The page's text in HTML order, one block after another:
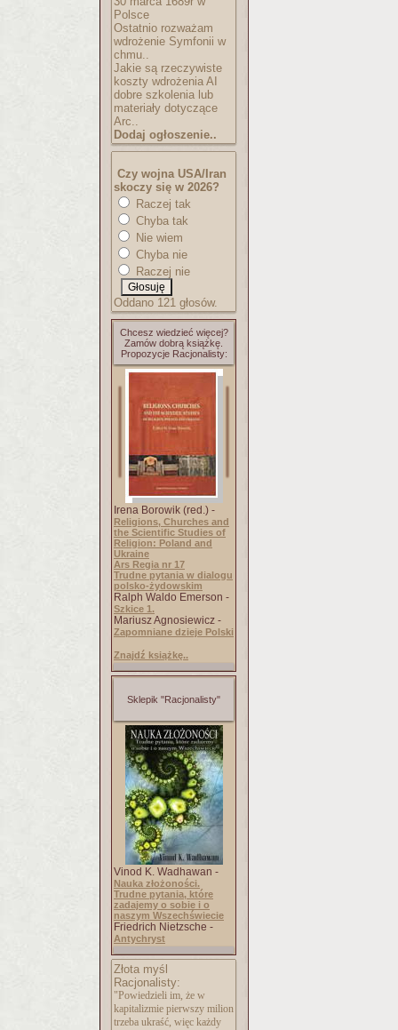
Polsce
Ostatnio rozważam
wdrożenie Symfonii w
chmu..
Jakie są rzeczywiste
koszty wdrożenia AI
dobre szkolenia lub
materiały dotyczące
Arc..
Dodaj ogłoszenie..
Czy wojna USA/Iran
skoczy się w 2026?
Raczej tak
Chyba tak
Nie wiem
Chyba nie
Raczej nie
Oddano 121 głosów.
Chcesz wiedzieć więcej?
Zamów dobrą książkę.
Propozycje Racjonalisty:
Irena Borowik (red.) -
Religions, Churches and
the Scientific Studies of
Religion: Poland and
Ukraine
Ars Regia nr 17
Trudne pytania w dialogu
polsko-żydowskim
Ralph Waldo Emerson -
Szkice 1.
Mariusz Agnosiewicz -
Zapomniane dzieje Polski
Znajdź książkę..
Sklepik "Racjonalisty"
Vinod K. Wadhawan -
Nauka złożoności.
Trudne pytania, które
zadajemy o sobie i o
naszym Wszechświecie
Friedrich Nietzsche -
Antychryst
Złota myśl
Racjonalisty:
"Powiedzieli im, że w
kapitalizmie pierwszy milion
trzeba ukraść, więc każdy